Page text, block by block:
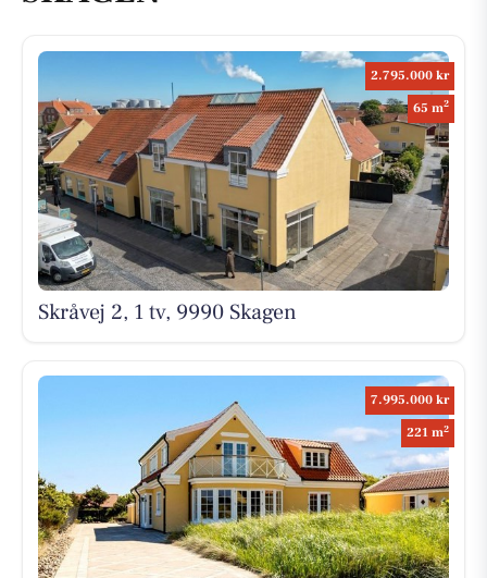
2.795.000 kr
65 m2
Skråvej 2, 1 tv, 9990 Skagen
7.995.000 kr
221 m2